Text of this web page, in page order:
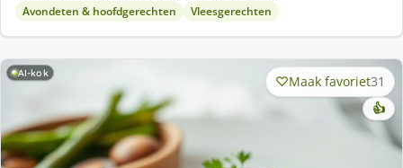
Avondeten & hoofdgerechten Vleesgerechten
AI-kok Maak favoriet31
👍